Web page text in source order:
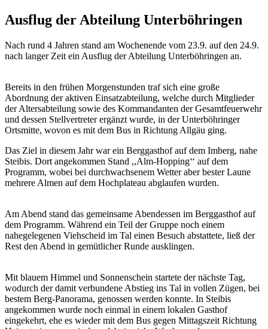
Ausflug der Abteilung Unterböhringen
Nach rund 4 Jahren stand am Wochenende vom 23.9. auf den 24.9.
nach langer Zeit ein Ausflug der Abteilung Unterböhringen an.
Bereits in den frühen Morgenstunden traf sich eine große
Abordnung der aktiven Einsatzabteilung, welche durch Mitglieder
der Altersabteilung sowie des Kommandanten der Gesamtfeuerwehr
und dessen Stellvertreter ergänzt wurde, in der Unterböhringer
Ortsmitte, wovon es mit dem Bus in Richtung Allgäu ging.
Das Ziel in diesem Jahr war ein Berggasthof auf dem Imberg, nahe
Steibis. Dort angekommen Stand ,,Alm-Hopping‘‘ auf dem
Programm, wobei bei durchwachsenem Wetter aber bester Laune
mehrere Almen auf dem Hochplateau abglaufen wurden.
Am Abend stand das gemeinsame Abendessen im Berggasthof auf
dem Programm. Während ein Teil der Gruppe noch einem
nahegelegenen Viehscheid im Tal einen Besuch abstattete, ließ der
Rest den Abend in gemütlicher Runde ausklingen.
Mit blauem Himmel und Sonnenschein startete der nächste Tag,
wodurch der damit verbundene Abstieg ins Tal in vollen Zügen, bei
bestem Berg-Panorama, genossen werden konnte. In Steibis
angekommen wurde noch einmal in einem lokalen Gasthof
eingekehrt, ehe es wieder mit dem Bus gegen Mittagszeit Richtung